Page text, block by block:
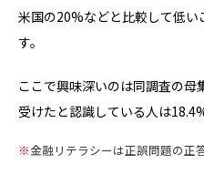
米国の20%などと比較して低い
す。
ここで興味深いのは同調査の
受けたと認識している人は
金融リテラシーは正誤問題の正